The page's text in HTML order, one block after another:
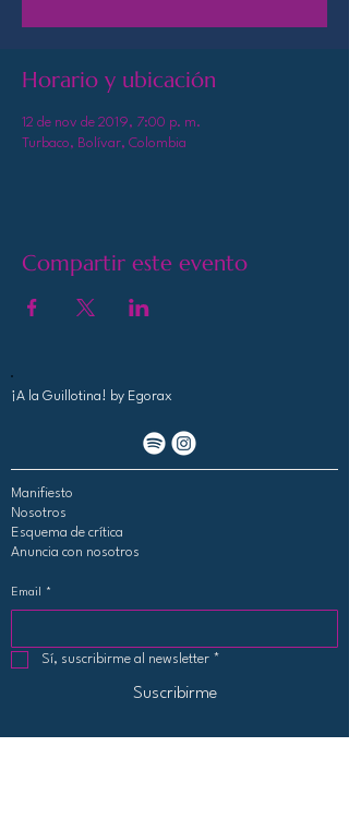
Horario y ubicación
12 de nov de 2019, 7:00 p. m.
Turbaco, Bolívar, Colombia
Compartir este evento
¡A la Guillotina! by Egorax
Manifiesto
Nosotros
Esquema de crítica
Anuncia con nosotros
Email *
Sí, suscribirme al newsletter *
Suscribirme